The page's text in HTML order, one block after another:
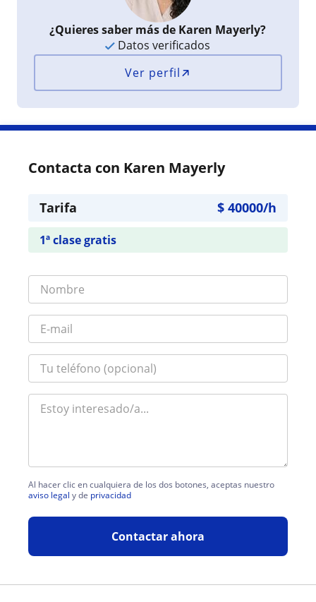
¿Quieres saber más de Karen Mayerly?
Datos verificados
Ver perfil
Contacta con Karen Mayerly
Tarifa $ 40000/h
1ª clase gratis
Al hacer clic en cualquiera de los dos botones, aceptas nuestro
aviso legal y de privacidad
Contactar ahora